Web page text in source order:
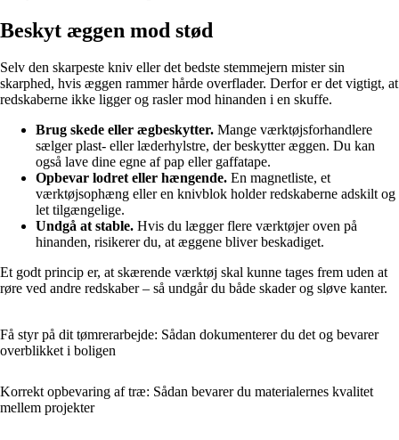
Beskyt æggen mod stød
Selv den skarpeste kniv eller det bedste stemmejern mister sin
skarphed, hvis æggen rammer hårde overflader. Derfor er det vigtigt, at
redskaberne ikke ligger og rasler mod hinanden i en skuffe.
Brug skede eller ægbeskytter. Mange værktøjsforhandlere
sælger plast- eller læderhylstre, der beskytter æggen. Du kan
også lave dine egne af pap eller gaffatape.
Opbevar lodret eller hængende. En magnetliste, et
værktøjsophæng eller en knivblok holder redskaberne adskilt og
let tilgængelige.
Undgå at stable. Hvis du lægger flere værktøjer oven på
hinanden, risikerer du, at æggene bliver beskadiget.
Et godt princip er, at skærende værktøj skal kunne tages frem uden at
røre ved andre redskaber – så undgår du både skader og sløve kanter.
Få styr på dit tømrerarbejde: Sådan dokumenterer du det og bevarer
overblikket i boligen
Korrekt opbevaring af træ: Sådan bevarer du materialernes kvalitet
mellem projekter